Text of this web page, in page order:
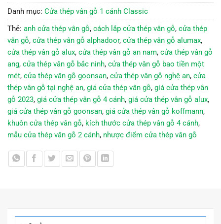
Danh mục: Cửa thép vân gỗ 1 cánh Classic
Thẻ: anh cửa thép vân gỗ, cách lắp cửa thép vân gỗ, cửa thép
vân gỗ, cửa thép vân gỗ alphadoor, cửa thép vân gỗ alumax,
cửa thép vân gỗ alux, cửa thép vân gỗ an nam, cửa thép vân gỗ
ang, cửa thép vân gỗ bắc ninh, cửa thép vân gỗ bao tiền một
mét, cửa thép vân gỗ goonsan, cửa thép vân gỗ nghệ an, cửa
thép vân gỗ tại nghệ an, giá cửa thép vân gỗ, giá cửa thép vân
gỗ 2023, giá cửa thép vân gỗ 4 cánh, giá cửa thép vân gỗ alux,
giá cửa thép vân gỗ goonsan, giá cửa thép vân gỗ koffmann,
khuôn cửa thép vân gỗ, kích thước cửa thép vân gỗ 4 cánh,
mẫu cửa thép vân gỗ 2 cánh, nhược điểm cửa thép vân gỗ